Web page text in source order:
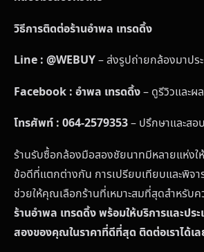
วิธีการติดต่อร้านอำพล เทรดดิ้ง
Line : @WEBUY– ส่งรูปถ่ายกล้องมาปร
Facebook : อำพล เทรดดิ้ง– ดูรีวิวและผ
โทรศัพท์ : 064-2579353– ปรึกษาและสอ
ร้านรับซื้อกล้องมือสองชัยนาทมีหลายแห่งใ
ข้อดีที่แตกต่างกัน การเปรียบเทียบและพิจ
ช่วยให้คุณเลือกร้านที่เหมาะสมที่สุดสำหรับ
ร้านอำพล เทรดดิ้ง พร้อมให้บริการและปร
สองของคุณในราคาที่ดีที่สุด ติดต่อเราได้เ